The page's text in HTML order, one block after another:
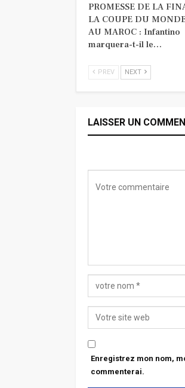
PROMESSE DE LA
LA COUPE DU
AU MAROC : Infantino
marquera-t-il le…
PREV NEXT
LAISSER UN
Enregistrez mon nom,
commenterai.